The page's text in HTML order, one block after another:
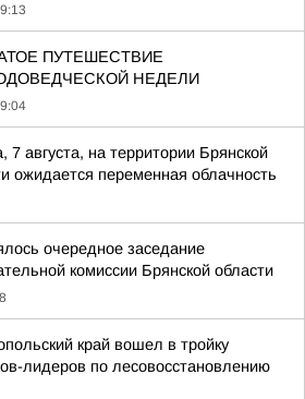
ПУТЕШЕСТВИЕ
НЕДЕЛИ
7 августа, на территории Брянской
ожидается переменная облачность
очередное заседание
комиссии Брянской области
край вошел в тройку
лидеров по лесовосстановлению